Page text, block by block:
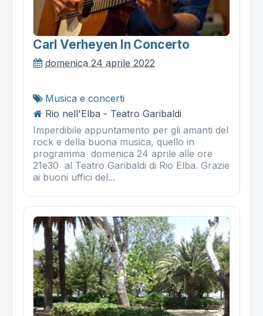
Carl Verheyen In Concerto
domenica 24 aprile 2022
Musica e concerti
Rio nell'Elba - Teatro Garibaldi
Imperdibile appuntamento per gli amanti del
rock e della buona musica, quello in
programma domenica 24 aprile alle ore
21e30 al Teatro Garibaldi di Rio Elba. Grazie
ai buoni uffici del...